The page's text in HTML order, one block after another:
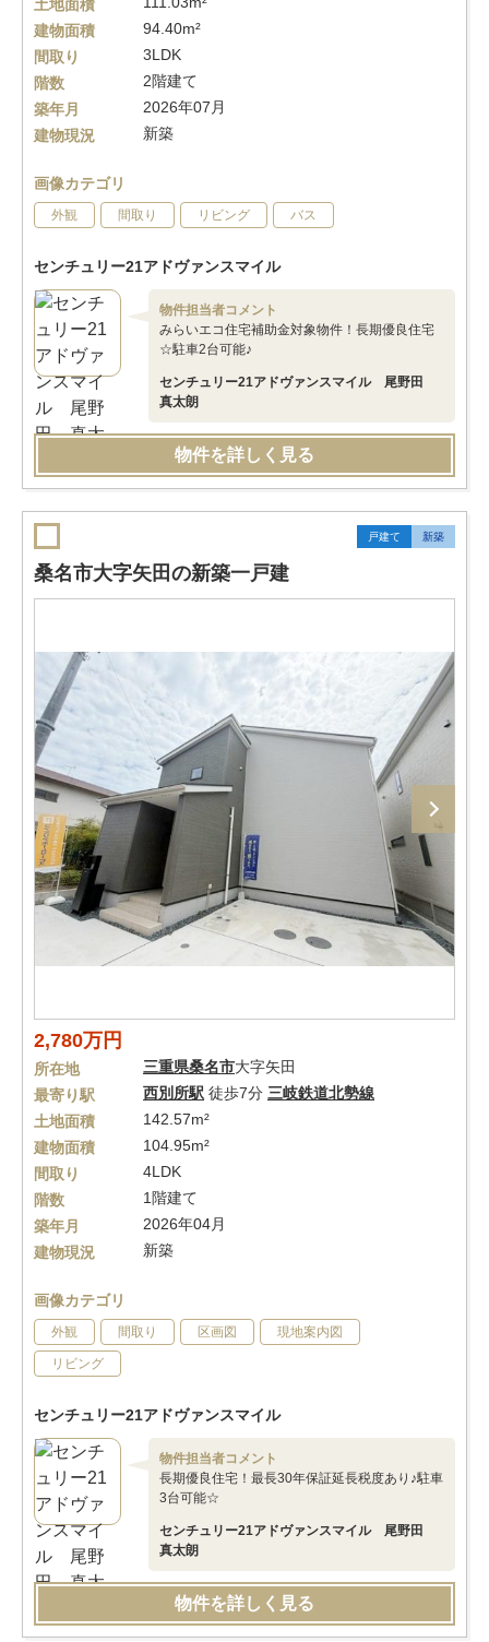
土地面積
建物面積
94.40m²
間取り
3LDK
階数
2階建て
築年月
2026年07月
建物現況
新築
画像カテゴリ
外観 間取り リビング バス
センチュリー21アドヴァンスマイル
物件担当者コメント
みらいエコ住宅補助金対象物件！長期優良住宅
☆駐車2台可能♪
センチュリー21アドヴァンスマイル 尾野田
真太朗
物件を詳しく見る
戸建て 新築
桑名市大字矢田の新築一戸建
2,780万円
所在地 三重県桑名市大字矢田
最寄り駅
西別所駅 徒歩7分 三岐鉄道北勢線
土地面積
142.57m²
建物面積
104.95m²
間取り
4LDK
階数
1階建て
築年月
2026年04月
建物現況
新築
画像カテゴリ
外観 間取り 区画図 現地案内図
リビング
センチュリー21アドヴァンスマイル
物件担当者コメント
長期優良住宅！最長30年保証延長税度あり♪駐車
3台可能☆
センチュリー21アドヴァンスマイル 尾野田
真太朗
物件を詳しく見る